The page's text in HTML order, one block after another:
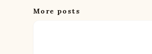
More posts